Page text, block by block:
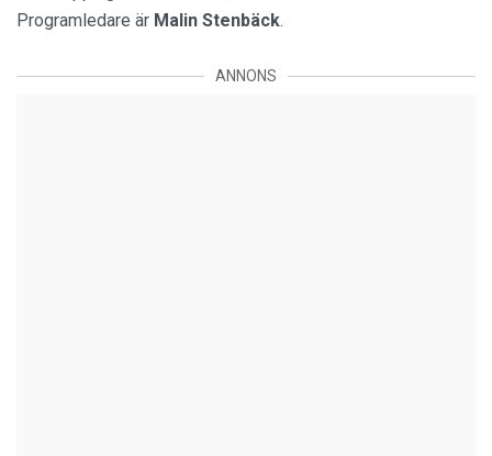
Programledare är Malin Stenbäck.
ANNONS